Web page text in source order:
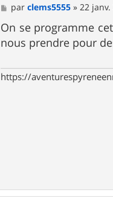
M
e
s
s
a
parclems5555 »22 janv.
On se programme
nous prendre pour
https://